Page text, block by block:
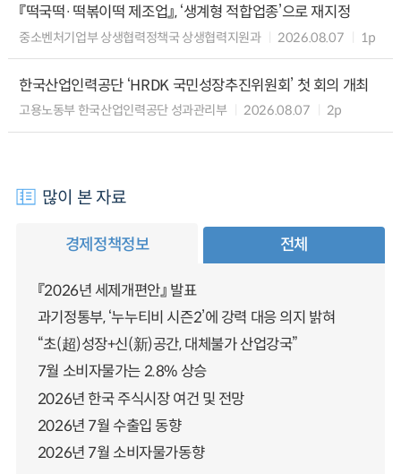
『떡국떡·떡볶이떡 제조업』, ‘생계형 적합업종’으로 재지정
중소벤처기업부 상생협력정책국 상생협력지원과 2026.08.07 1p
한국산업인력공단 ‘HRDK 국민성장추진위원회’ 첫 회의 개최
고용노동부 한국산업인력공단 성과관리부 2026.08.07 2p
많이 본 자료
경제정책정보 전체
『2026년 세제개편안』 발표
과기정통부, ‘누누티비 시즌2’에 강력 대응 의지 밝혀
“초(超)성장+신(新)공간, 대체불가 산업강국”
7월 소비자물가는 2.8% 상승
2026년 한국 주식시장 여건 및 전망
2026년 7월 수출입 동향
2026년 7월 소비자물가동향